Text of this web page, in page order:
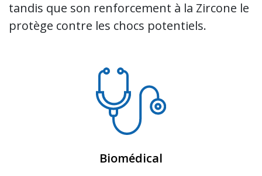
tandis que son renforcement à la Zircone le
protège contre les chocs potentiels.
Biomédical